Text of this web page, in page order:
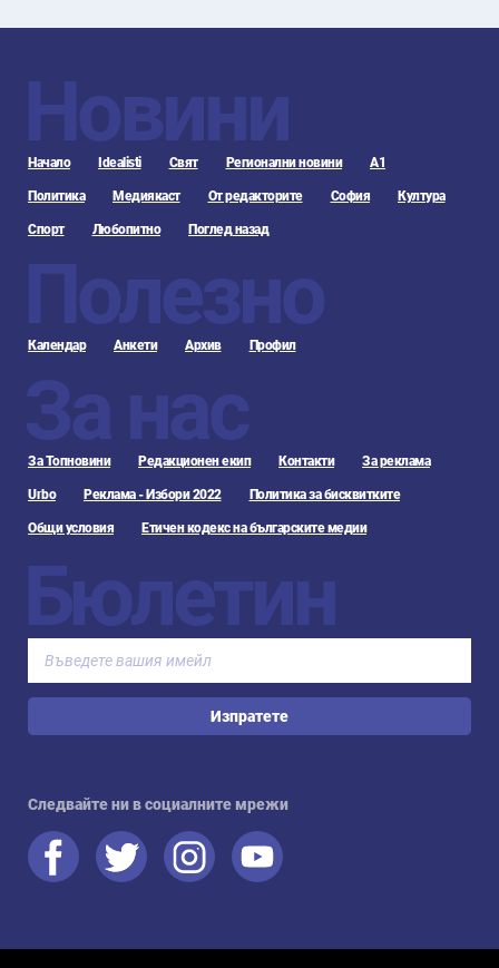
Новини
Начало Idealisti Свят Регионални новини А1
Политика Медиякаст От редакторите София Култура
Спорт Любопитно Поглед назад
Полезно
Календар Анкети Архив Профил
За нас
За Топновини Редакционен екип Контакти За реклама
Urbo Реклама - Избори 2022 Политика за бисквитките
Общи условия Етичен кодекс на българските медии
Бюлетин
Изпратете
Следвайте ни в социалните мрежи